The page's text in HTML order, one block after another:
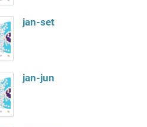
jan-set
jan-jun